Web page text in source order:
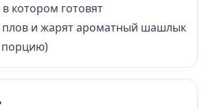
котором готовят
и жарят ароматный шашлык
порцию)